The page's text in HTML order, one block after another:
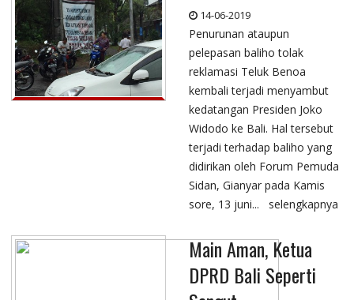
14-06-2019
Penurunan ataupun
pelepasan baliho tolak
reklamasi Teluk Benoa
kembali terjadi menyambut
kedatangan Presiden Joko
Widodo ke Bali. Hal tersebut
terjadi terhadap baliho yang
didirikan oleh Forum Pemuda
Sidan, Gianyar pada Kamis
sore, 13 juni...
selengkapnya
Main Aman, Ketua
DPRD Bali Seperti